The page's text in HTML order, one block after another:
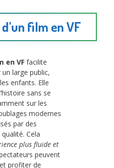
film en VF
en VF facilite
un large public,
enfants. Elle
sans se
sur les
modernes
par des
Cela
plus fluide et
peuvent
profiter de